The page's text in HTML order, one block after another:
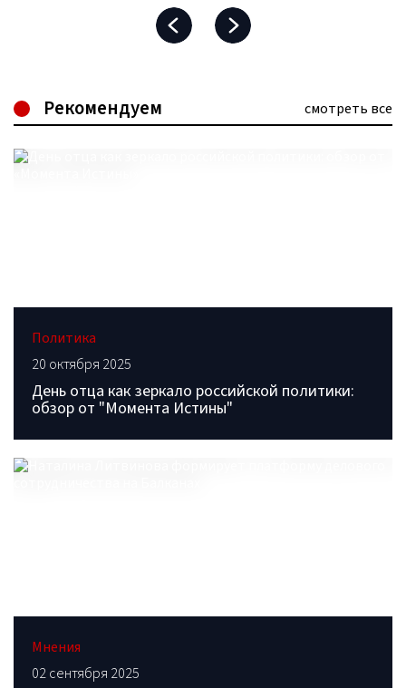
Рекомендуем смотреть все
Политика
20 октября 2025
День отца как зеркало российской политики:
обзор от "Момента Истины"
Мнения
02 сентября 2025